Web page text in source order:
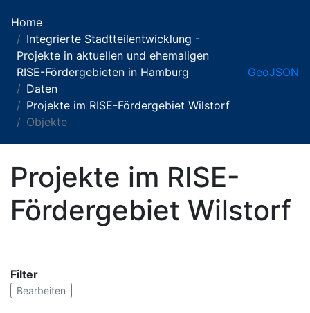
Home
Integrierte Stadtteilentwicklung -
Projekte in aktuellen und ehemaligen
RISE-Fördergebieten in Hamburg
Daten
Projekte im RISE-Fördergebiet Wilstorf
Objekte
GeoJSON
Projekte im RISE-
Fördergebiet Wilstorf
Filter
Bearbeiten